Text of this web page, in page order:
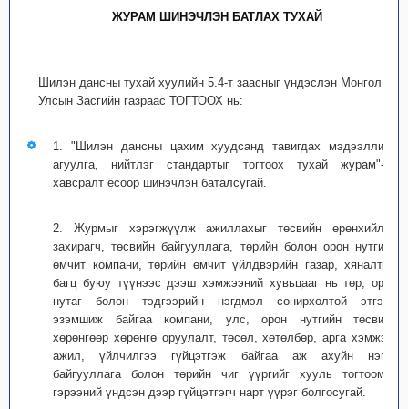
ЖУРАМ ШИНЭЧЛЭН БАТЛАХ ТУХАЙ
Шилэн дансны тухай хуулийн 5.4-т заасныг үндэслэн Монгол
Улсын Засгийн газраас ТОГТООХ нь:
1. "Шилэн дансны цахим хуудсанд тавигдах мэдээллийн
агуулга, нийтлэг стандартыг тогтоох тухай журам"-ыг
хавсралт ёсоор шинэчлэн баталсугай.
2. Журмыг хэрэгжүүлж ажиллахыг төсвийн ерөнхийлөн
захирагч, төсвийн байгууллага, төрийн болон орон нутгийн
өмчит компани, төрийн өмчит үйлдвэрийн газар, хяналтын
багц буюу түүнээс дээш хэмжээний хувьцааг нь төр, орон
нутаг болон тэдгээрийн нэгдмэл сонирхолтой этгээд
эзэмшиж байгаа компани, улс, орон нутгийн төсвийн
хөрөнгөөр хөрөнгө оруулалт, төсөл, хөтөлбөр, арга хэмжээ,
ажил, үйлчилгээ гүйцэтгэж байгаа аж ахуйн нэгж,
байгууллага болон төрийн чиг үүргийг хууль тогтоомж,
гэрээний үндсэн дээр гүйцэтгэгч нарт үүрэг болгосугай.